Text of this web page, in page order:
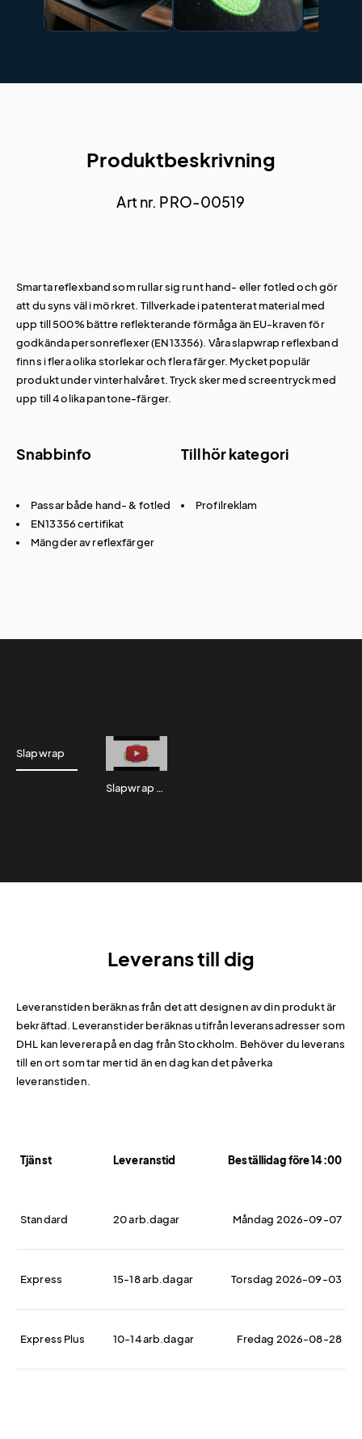
Produktbeskrivning
Art nr. PRO-00519
Smarta reflexband som rullar sig runt hand- eller fotled och gör
att du syns väl i mörkret. Tillverkade i patenterat material med
upp till 500% bättre reflekterande förmåga än EU-kraven för
godkända personreflexer (EN13356). Våra slapwrap reflexband
finns i flera olika storlekar och flera färger. Mycket populär
produkt under vinterhalvåret. Tryck sker med screentryck med
upp till 4 olika pantone-färger.
Snabbinfo
Passar både hand- & fotled
EN13356 certifikat
Mängder av reflexfärger
Tillhör kategori
Profilreklam
Slapwrap
Slapwrap exempel
Leverans till dig
Leveranstiden beräknas från det att designen av din produkt är
bekräftad. Leveranstider beräknas utifrån leveransadresser som
DHL kan leverera på en dag från Stockholm. Behöver du leverans
till en ort som tar mer tid än en dag kan det påverka
leveranstiden.
Tjänst Leveranstid Beställidag före 14:00
Standard 20 arb.dagar Måndag 2026-09-07
Express 15-18 arb.dagar Torsdag 2026-09-03
Express Plus 10-14 arb.dagar Fredag 2026-08-28